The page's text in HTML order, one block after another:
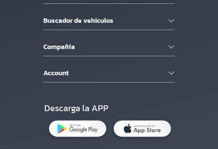
Buscador de vehiculos
Compañía
Account
Descarga la APP